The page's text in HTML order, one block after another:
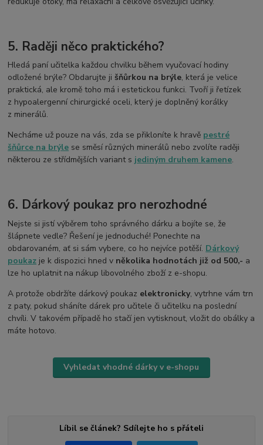
5. Raději něco praktického?
Hledá paní učitelka každou chvilku během vyučovací hodiny
odložené brýle? Obdarujte ji šňůrkou na brýle, která je velice
praktická, ale kromě toho má i estetickou funkci. Tvoří ji řetízek
z hypoalergenní chirurgické oceli, který je doplněný korálky
z minerálů.
Necháme už pouze na vás, zda se přikloníte k hravě pestré
šňůrce na brýle se směsí různých minerálů nebo zvolíte raději
některou ze střídmějších variant s jediným druhem kamene.
6. Dárkový poukaz pro nerozhodné
Nejste si jistí výběrem toho správného dárku a bojíte se, že
šlápnete vedle? Řešení je jednoduché! Ponechte na
obdarovaném, ať si sám vybere, co ho nejvíce potěší. Dárkový
poukaz je k dispozici hned v několika hodnotách již od 500,- a
lze ho uplatnit na nákup libovolného zboží z e-shopu.
A protože obdržíte dárkový poukaz elektronicky, vytrhne vám trn
z paty, pokud sháníte dárek pro učitele či učitelku na poslední
chvíli. V takovém případě ho stačí jen vytisknout, vložit do obálky a
máte hotovo.
Vyhledat vhodné dárky v e-shopu
Líbil se článek? Sdílejte ho s přáteli